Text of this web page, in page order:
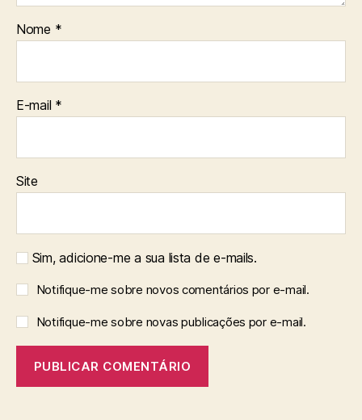
Nome *
E-mail *
Site
Sim, adicione-me a sua lista de e-mails.
Notifique-me sobre novos comentários por e-mail.
Notifique-me sobre novas publicações por e-mail.